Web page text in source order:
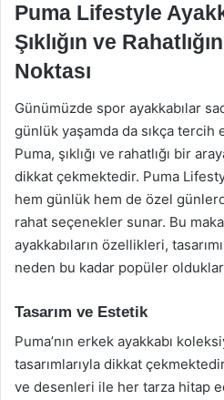
Puma Lifestyle
Şıklığın ve
Noktası
Günümüzde spor ayakkabılar
günlük yaşamda da sıkça
Puma, şıklığı ve rahatlığı bir
dikkat çekmektedir. Puma
hem günlük hem de özel
rahat seçenekler sunar. Bu
ayakkabıların özellikleri,
neden bu kadar popüler
Tasarım ve Estetik
Puma’nın erkek ayakkabı
tasarımlarıyla dikkat
ve desenleri ile her tarza hitap